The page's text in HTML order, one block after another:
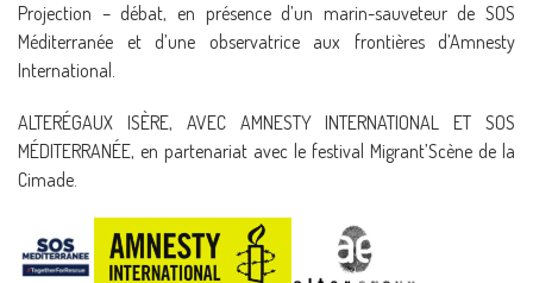
Projection – débat, en présence d’un marin-sauveteur de SOS
Méditerranée et d’une observatrice aux frontières d’Amnesty
International.
ALTERÉGAUX ISÈRE, AVEC AMNESTY INTERNATIONAL ET SOS
MÉDITERRANÉE, en partenariat avec le festival Migrant’Scène de la
Cimade.